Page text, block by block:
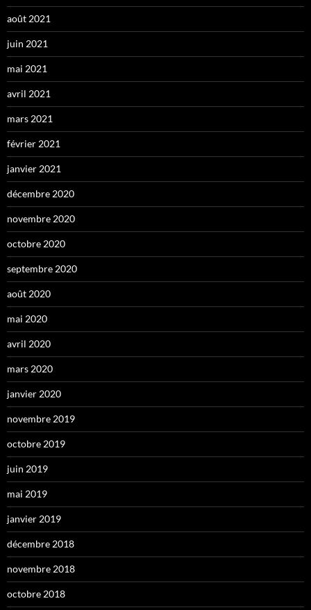
août 2021
juin 2021
mai 2021
avril 2021
mars 2021
février 2021
janvier 2021
décembre 2020
novembre 2020
octobre 2020
septembre 2020
août 2020
mai 2020
avril 2020
mars 2020
janvier 2020
novembre 2019
octobre 2019
juin 2019
mai 2019
janvier 2019
décembre 2018
novembre 2018
octobre 2018